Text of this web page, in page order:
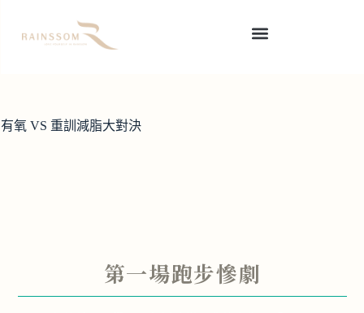
有氧 VS 重訓減脂大對決
第一場跑步慘劇